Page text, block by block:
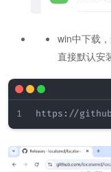
win中下载
直接默认安